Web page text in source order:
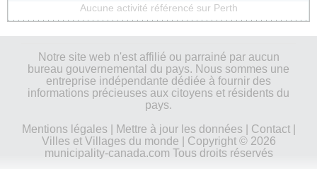
Aucune activité référencé sur Perth
Notre site web n'est affilié ou parrainé par aucun
bureau gouvernemental du pays. Nous sommes une
entreprise indépendante dédiée à fournir des
informations précieuses aux citoyens et résidents du
pays.
Mentions légales| Mettre à jour les données| Contact|
Villes et Villages du monde | Copyright © 2026
municipality-canada.com Tous droits réservés